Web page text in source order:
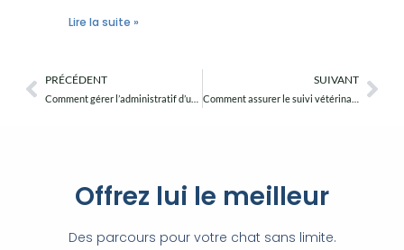
Lire la suite »
Précédent
PRÉCÉDENT SUIVANT
Offrez lui le meilleur
Des parcours pour votre chat sans limite.